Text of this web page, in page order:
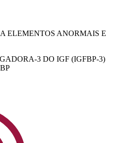
ELEMENTOS ANORMAIS E
3 DO IGF (IGFBP-3)